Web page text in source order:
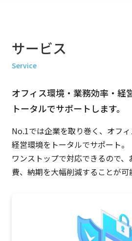
サービス
Service
オフィス環境・業務効率・経
トータルでサポートします。
No.1では企業を取り巻く、オフ
経営環境をトータルでサポート。
ワンストップで対応できるので
費、納期を大幅削減することが可